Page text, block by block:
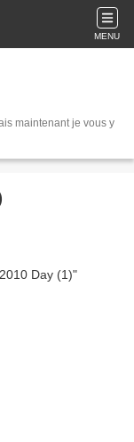
MENU
maintenant je vous y